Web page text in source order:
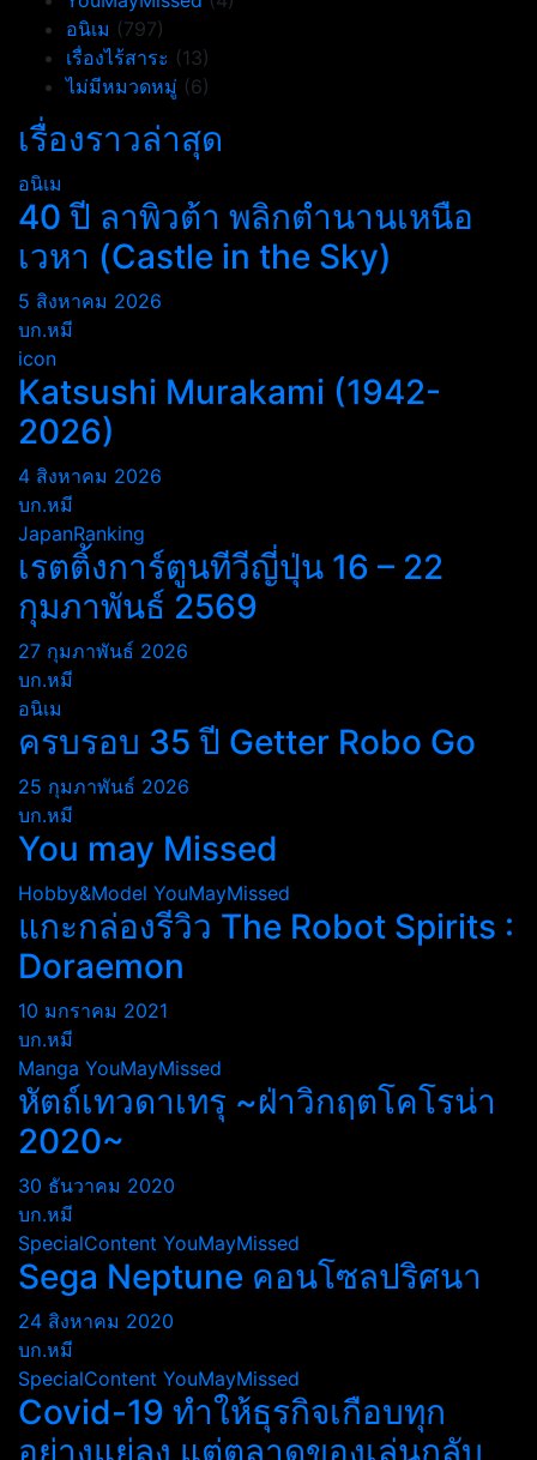
อนิเม (797)
เรื่องไร้สาระ (13)
ไม่มีหมวดหมู่ (6)
เรื่องราวล่าสุด
อนิเม
40 ปี ลาพิวต้า พลิกตำนานเหนือ
เวหา (Castle in the Sky)
5 สิงหาคม 2026
บก.หมี
icon
Katsushi Murakami (1942-
2026)
4 สิงหาคม 2026
บก.หมี
JapanRanking
เรตติ้งการ์ตูนทีวีญี่ปุ่น 16 – 22
กุมภาพันธ์ 2569
27 กุมภาพันธ์ 2026
บก.หมี
อนิเม
ครบรอบ 35 ปี Getter Robo Go
25 กุมภาพันธ์ 2026
บก.หมี
You may Missed
Hobby&Model YouMayMissed
แกะกล่องรีวิว The Robot Spirits :
Doraemon
10 มกราคม 2021
บก.หมี
Manga YouMayMissed
หัตถ์เทวดาเทรุ ~ฝ่าวิกฤตโคโรน่า
2020~
30 ธันวาคม 2020
บก.หมี
SpecialContent YouMayMissed
Sega Neptune คอนโซลปริศนา
24 สิงหาคม 2020
บก.หมี
SpecialContent YouMayMissed
Covid-19 ทำให้ธุรกิจเกือบทุก
อย่างแย่ลง แต่ตลาดของเล่นกลับ